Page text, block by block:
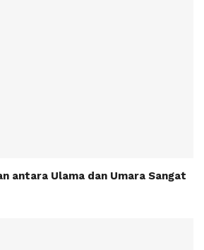
antara Ulama dan Umara Sangat